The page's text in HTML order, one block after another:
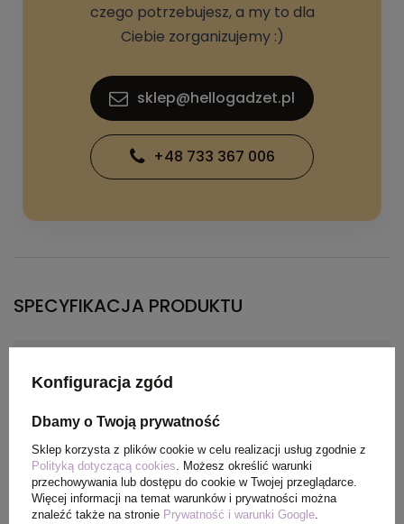
czego potrzebujesz, a my to dla
Ciebie zorganizujemy :)
sklep@hellogadzet.pl
+48 733 367 006
SPECYFIKACJA PRODUKTU
Kolor limonka
PAKOWANIE
Konfiguracja zgód
Dbamy o Twoją prywatność
Sklep korzysta z plików cookie w celu realizacji usług zgodnie z
Polityką dotyczącą cookies. Możesz określić warunki
przechowywania lub dostępu do cookie w Twojej przeglądarce.
Więcej informacji na temat warunków i prywatności można
znaleźć także na stronie Prywatność i warunki Google.